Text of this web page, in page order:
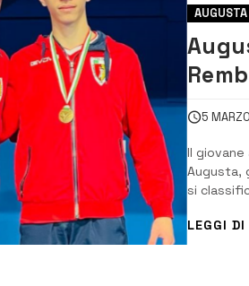
AUGUSTA
5
Il giovane
Augusta,
si
marzo
78 cadetti
LEGGI DI